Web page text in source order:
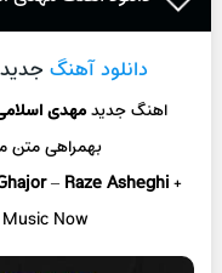
دانلود آهنگ
اهنگ جدیدمهدی
بهمراهی متن
– Raze Asheghi+
Now